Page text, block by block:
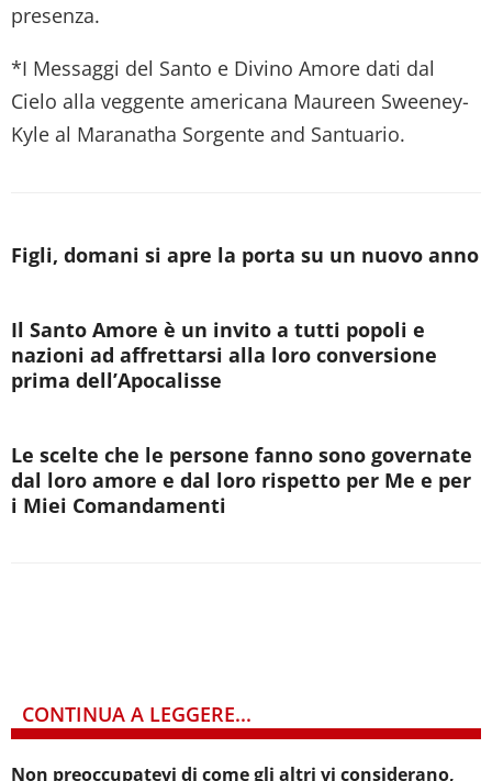
presenza.
*I Messaggi del Santo e Divino Amore dati dal
Cielo alla veggente americana Maureen Sweeney-
Kyle al Maranatha Sorgente and Santuario.
Figli, domani si apre la porta su un nuovo anno
Il Santo Amore è un invito a tutti popoli e
nazioni ad affrettarsi alla loro conversione
prima dell’Apocalisse
Le scelte che le persone fanno sono governate
dal loro amore e dal loro rispetto per Me e per
i Miei Comandamenti
CONTINUA A LEGGERE...
Non preoccupatevi di come gli altri vi considerano,